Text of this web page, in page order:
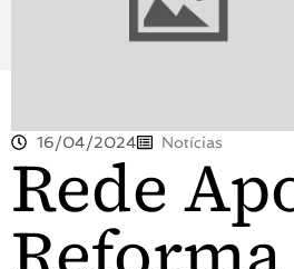
16/04/2024 Notícias
Rede